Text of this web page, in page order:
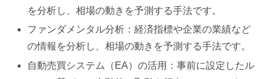
を分析し、相場の動きを予測する手法です。
ファンダメンタル分析：経済指標や企業の業績など
の情報を分析し、相場の動きを予測する手法です。
自動売買システム（EA）の活用：事前に設定したル